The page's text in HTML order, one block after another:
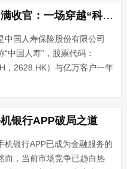
险股份有限公司（以下简
”，股票代码···...
中国人寿第十九届客户节圆满收官：一场穿越“科技星球”与“烟火人间”的守护之旅
中国人寿保险股份有限公司
“中国人寿”，股票代码：
，2628.HK）与亿万客户一年
回馈、有趣的体验，总能给客
收获和乐趣。今年6月以来，
智···...
银行APP破局之道
机银行APP已成为金融服务的
而，当前市场竞争已趋白热